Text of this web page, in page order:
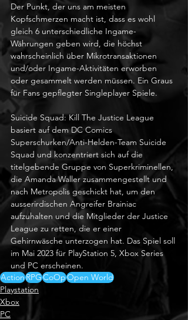
Der Punkt, der uns am meisten
Kopfschmerzen macht ist, dass es wohl
gleich 6 unterschiedliche Ingame-
Währungen geben wird, die höchst
wahrscheinlich über Mikrotransaktionen
und/oder Ingame-Aktivitäten erworben
oder gesammelt werden müssen. Ein Graus
für Fans gepflegter Singleplayer Spiele.
Suicide Squad: Kill The Justice League
basiert auf dem DC Comics
Superschurken/Anti-Helden-Team Suicide
Squad und konzentriert sich auf die
titelgebende Gruppe von Superkriminellen,
die Amanda Waller zusammengestellt und
nach Metropolis geschickt hat, um den
ausserirdischen Angreifer Brainiac
aufzuhalten und die Mitglieder der Justice
League zu retten, die er einer
Gehirnwäsche unterzogen hat. Das Spiel soll
im Mai 2023 für PlayStation 5, Xbox Series
und PC erscheinen.
ActionRPGCoOpOpen World
Playstation
Xbox
PC